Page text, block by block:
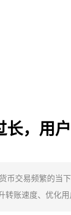
，用
交易频繁的当
账速度、优化